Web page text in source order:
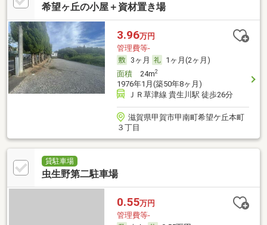
希望ヶ丘の小屋＋資材置き場
3.96万円
管理費等-
3ヶ月
1ヶ月(2ヶ月)
面積24m2
1976年1月(築50年8ヶ月)
ＪＲ草津線 貴生川駅 徒歩26分
滋賀県甲賀市甲南町希望ケ丘本町
３丁目
貸駐車場
虫生野第二駐車場
0.55万円
管理費等-